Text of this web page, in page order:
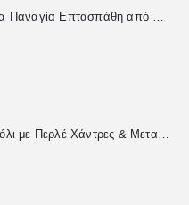
Χειροποίητο Βραχιόλι με Περλέ Χάντρες & Μεταλλική Καρδιά